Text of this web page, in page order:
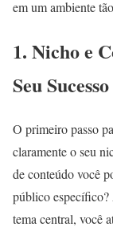
em um ambiente
1. Nicho e
Seu
O primeiro passo
claramente o seu
de conteúdo você
público específico?
tema central, você